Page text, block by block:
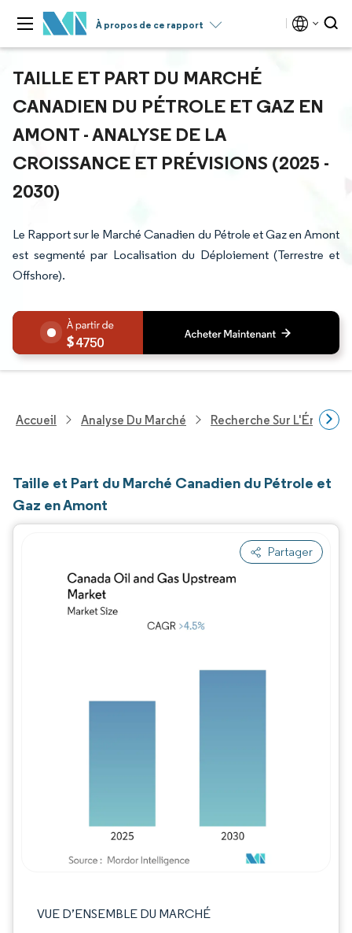
À propos de ce rapport
TAILLE ET PART DU MARCHÉ
CANADIEN DU PÉTROLE ET GAZ EN
AMONT - ANALYSE DE LA
CROISSANCE ET PRÉVISIONS (2025 -
2030)
Le Rapport sur le Marché Canadien du Pétrole et Gaz en Amont
est segmenté par Localisation du Déploiement (Terrestre et
Offshore).
4750
Accueil Analyse Du Marché Recherche Sur
Taille et Part du Marché Canadien du Pétrole et
Gaz en Amont
Partager
VUE D’ENSEMBLE DU MARCHÉ